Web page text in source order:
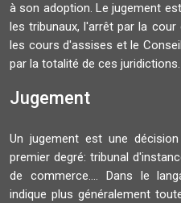
à son adoption. Le jugement
les tribunaux, l'arrêt par la
les cours d'assises et le
par la totalité de ces juridictions.
Jugement
Un jugement est une
premier degré: tribunal
de commerce.... Dans le
indique plus généralement